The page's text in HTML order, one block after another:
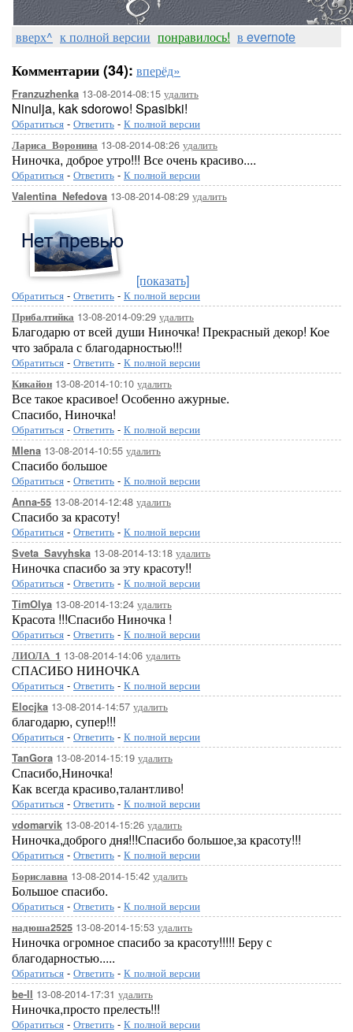
[500x500] [296x344]
[500x500]
[388x259]
[279x300]
[247x267]
[242x500] [276x351]
[600x600]
вверх^ к полной версии понравилось! в evernote
Комментарии (34): вперёд»
Franzuzhenka 13-08-2014-08:15 удалить
Ninulja, kak sdorowo! Spasibki!
Обратиться - Ответить - К полной версии
Лариса_Воронина 13-08-2014-08:26 удалить
Ниночка, доброе утро!!! Все очень красиво....
Обратиться - Ответить - К полной версии
Valentina_Nefedova 13-08-2014-08:29 удалить
[показать]
Обратиться - Ответить - К полной версии
Прибалтийка 13-08-2014-09:29 удалить
Благодарю от всей души Ниночка! Прекрасный декор! Кое
что забрала с благодарностью!!!
Обратиться - Ответить - К полной версии
Кикайон 13-08-2014-10:10 удалить
Все такое красивое! Особенно ажурные.
Спасибо, Ниночка!
Обратиться - Ответить - К полной версии
Mlena 13-08-2014-10:55 удалить
Спасибо большое
Обратиться - Ответить - К полной версии
Anna-55 13-08-2014-12:48 удалить
Спасибо за красоту!
Обратиться - Ответить - К полной версии
Sveta_Savyhska 13-08-2014-13:18 удалить
Ниночка спасибо за эту красоту!!
Обратиться - Ответить - К полной версии
TimOlya 13-08-2014-13:24 удалить
Красота !!!Спасибо Ниночка !
Обратиться - Ответить - К полной версии
ЛИОЛА_1 13-08-2014-14:06 удалить
СПАСИБО НИНОЧКА
Обратиться - Ответить - К полной версии
Elocjka 13-08-2014-14:57 удалить
благодарю, супер!!!
Обратиться - Ответить - К полной версии
TanGora 13-08-2014-15:19 удалить
Спасибо,Ниночка!
Как всегда красиво,талантливо!
Обратиться - Ответить - К полной версии
vdomarvik 13-08-2014-15:26 удалить
Ниночка,доброго дня!!!Спасибо большое,за красоту!!!
Обратиться - Ответить - К полной версии
Бориславна 13-08-2014-15:42 удалить
Большое спасибо.
Обратиться - Ответить - К полной версии
надюша2525 13-08-2014-15:53 удалить
Ниночка огромное спасибо за красоту!!!!! Беру с
благодарностью.....
Обратиться - Ответить - К полной версии
be-ll 13-08-2014-17:31 удалить
Ниночка,просто прелесть!!!
Обратиться - Ответить - К полной версии